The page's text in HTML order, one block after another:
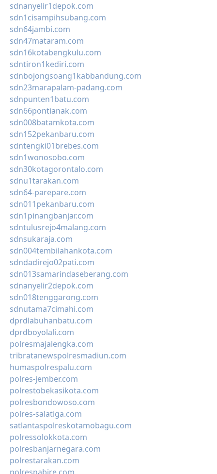
sdnanyelir1depok.com
sdn1cisampihsubang.com
sdn64jambi.com
sdn47mataram.com
sdn16kotabengkulu.com
sdntiron1kediri.com
sdnbojongsoang1kabbandung.com
sdn23marapalam-padang.com
sdnpunten1batu.com
sdn66pontianak.com
sdn008batamkota.com
sdn152pekanbaru.com
sdntengki01brebes.com
sdn1wonosobo.com
sdn30kotagorontalo.com
sdnu1tarakan.com
sdn64-parepare.com
sdn011pekanbaru.com
sdn1pinangbanjar.com
sdntulusrejo4malang.com
sdnsukaraja.com
sdn004tembilahankota.com
sdndadirejo02pati.com
sdn013samarindaseberang.com
sdnanyelir2depok.com
sdn018tenggarong.com
sdnutama7cimahi.com
dprdlabuhanbatu.com
dprdboyolali.com
polresmajalengka.com
tribratanewspolresmadiun.com
humaspolrespalu.com
polres-jember.com
polrestobekasikota.com
polresbondowoso.com
polres-salatiga.com
satlantaspolreskotamobagu.com
polressolokkota.com
polresbanjarnegara.com
polrestarakan.com